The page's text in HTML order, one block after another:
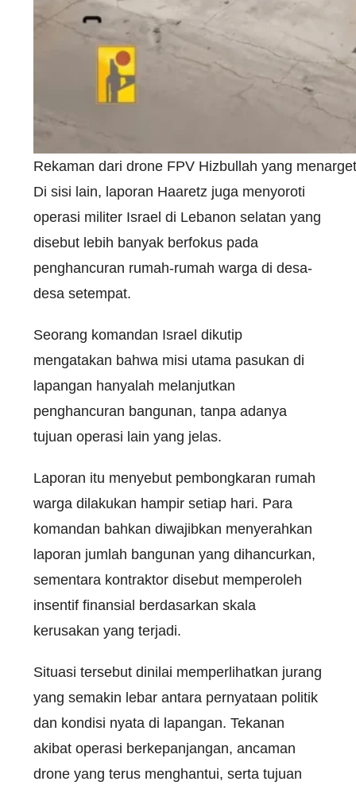
Rekaman dari drone FPV Hizbullah yang
Di sisi lain, laporan Haaretz juga menyoroti
operasi militer Israel di Lebanon selatan yang
disebut lebih banyak berfokus pada
penghancuran rumah-rumah warga di desa-
desa setempat.
Seorang komandan Israel dikutip
mengatakan bahwa misi utama pasukan di
lapangan hanyalah melanjutkan
penghancuran bangunan, tanpa adanya
tujuan operasi lain yang jelas.
Laporan itu menyebut pembongkaran rumah
warga dilakukan hampir setiap hari. Para
komandan bahkan diwajibkan menyerahkan
laporan jumlah bangunan yang dihancurkan,
sementara kontraktor disebut memperoleh
insentif finansial berdasarkan skala
kerusakan yang terjadi.
Situasi tersebut dinilai memperlihatkan jurang
yang semakin lebar antara pernyataan politik
dan kondisi nyata di lapangan. Tekanan
akibat operasi berkepanjangan, ancaman
drone yang terus menghantui, serta tujuan